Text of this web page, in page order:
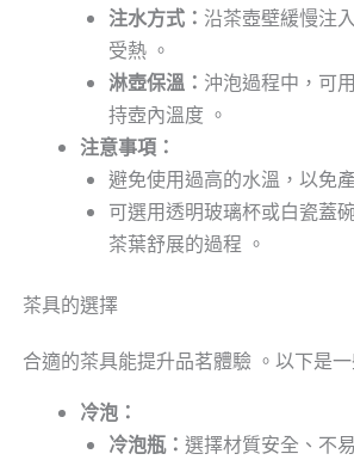
注水方式： 沿茶壺壁緩慢注
受熱 。
淋壺保溫： 沖泡過程中，可
持壺內溫度 。
注意事項：
避免使用過高的水溫，以免
可選用透明玻璃杯或白瓷蓋
茶葉舒展的過程 。
茶具的選擇
合適的茶具能提升品茗體驗 。以下是一
冷泡：
冷泡瓶： 選擇材質安全、不